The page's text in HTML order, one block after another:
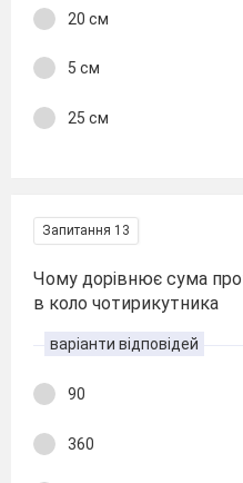
20 см
5 см
25 см
Запитання 13
Чому дорівнює сума
в коло чотирикутника
варіанти відповідей
90
360